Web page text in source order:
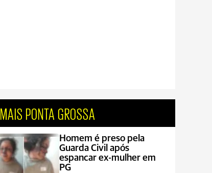
MAIS PONTA GROSSA
Homem é preso pela
Guarda Civil após
espancar ex-mulher em
PG